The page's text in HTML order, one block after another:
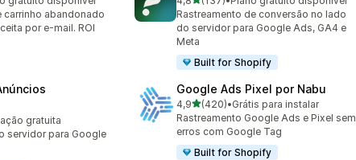
todo
carrinho abandonado
por e-mail. ROI
137 avaliações ao todo
Rastreamento de conversão no lado
do servidor para Google Ads, GA4 e
Meta
Built for Shopify
todogratuita
servidor para Google
Google Ads Pixel por Nabu
4,9de 5 estrelas
(420)
420 avaliações ao todo
•Grátis para instalar
Rastreamento Google Ads e Pixel sem
erros com Google Tag
Built for Shopify